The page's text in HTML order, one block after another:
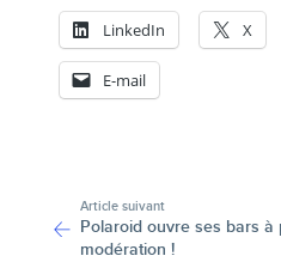
LinkedIn X
E-mail
Article suivant
Polaroid ouvre ses bars
modération !